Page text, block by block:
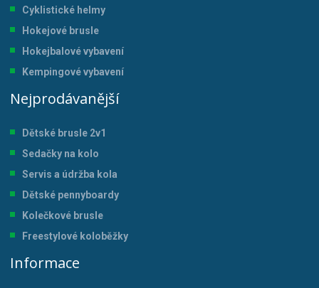
Cyklistické helmy
Hokejové brusle
Hokejbalové vybavení
Kempingové vybavení
Nejprodávanější
Dětské brusle 2v1
Sedačky na kolo
Servis a údržba kola
Dětské pennyboardy
Kolečkové brusle
Freestylové koloběžky
Informace